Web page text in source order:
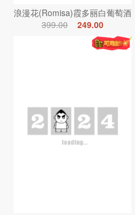
浪漫花(Romisa)霞多丽白葡萄酒
399.00
249.00